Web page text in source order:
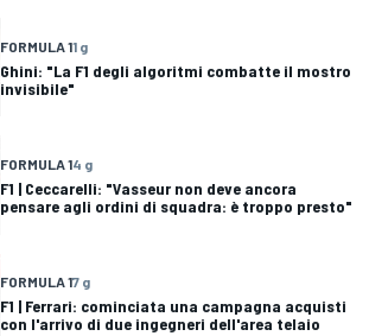
FORMULA 11 g
Ghini: "La F1 degli algoritmi combatte il mostro
invisibile"
FORMULA 14 g
F1 | Ceccarelli: "Vasseur non deve ancora
pensare agli ordini di squadra: è troppo presto"
FORMULA 17 g
F1 | Ferrari: cominciata una campagna acquisti
con l'arrivo di due ingegneri dell'area telaio